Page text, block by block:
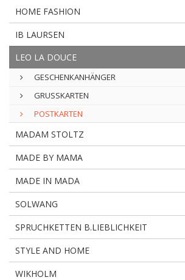
HOME FASHION
IB LAURSEN
LEO LA DOUCE
GESCHENKANHÄNGER
GRUSSKARTEN
POSTKARTEN
MADAM STOLTZ
MADE BY MAMA
MADE IN MADA
SOLWANG
SPRUCHKETTEN B.LIEBLICHKEIT
STYLE AND HOME
WIKHOLM